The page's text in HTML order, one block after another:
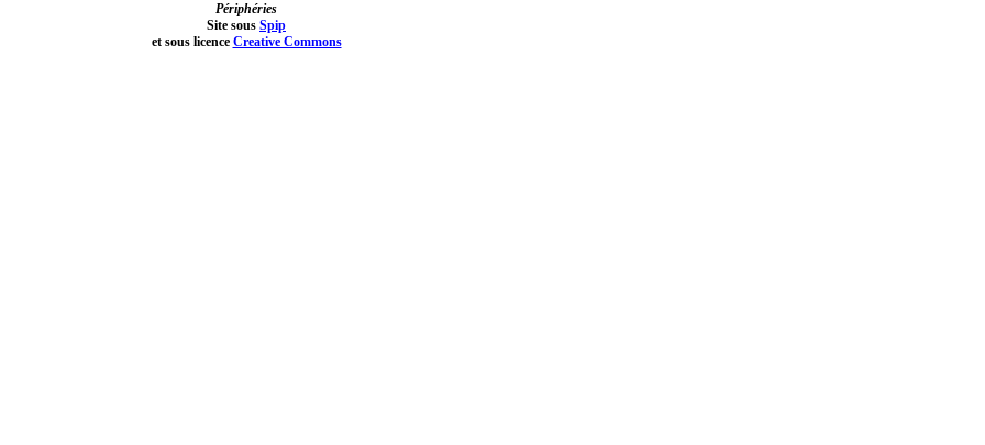
Périphéries
Site sous Spip
et sous licence Creative Commons